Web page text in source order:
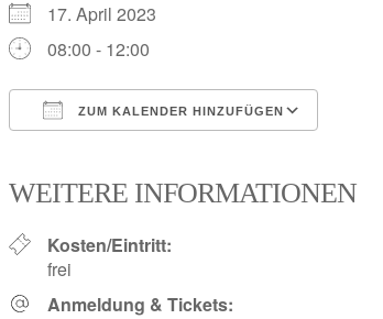
17. April 2023
08:00 - 12:00
ZUM KALENDER HINZUFÜGEN
WEITERE INFORMATIONEN
Kosten/Eintritt:
frei
Anmeldung & Tickets: